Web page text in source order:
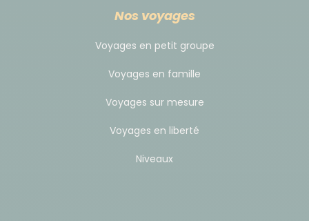
cas obligatoire, libre à vous d'y participer ou non !
100 € par participant pour l'ensemble de l’équipe
Guide dans le Balé
Nos voyages
Voyages en petit groupe
Voyages en famille
Voyages sur mesure
Voyages en liberté
Niveaux